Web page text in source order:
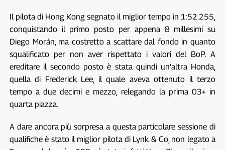
Il pilota di Hong Kong segnato il miglior tempo in 1:52.255,
conquistando il primo posto per appena 8 millesimi su
Diego Morán, ma costretto a scattare dal fondo in quanto
squalificato per non aver rispettato i valori del BoP. A
ereditare il secondo posto è stata quindi un’altra Honda,
quella di Frederick Lee, il quale aveva ottenuto il terzo
tempo a due decimi e mezzo, relegando la prima 03+ in
quarta piazza.
A dare ancora più sorpresa a questa particolare sessione di
qualifiche è stato il miglior pilota di Lynk & Co, non legato a